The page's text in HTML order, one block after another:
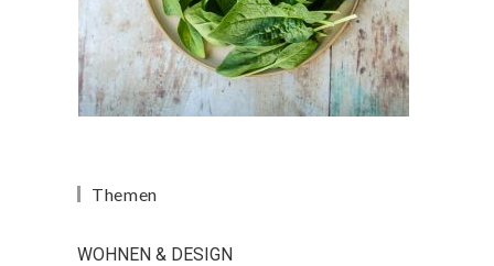
Themen
WOHNEN & DESIGN